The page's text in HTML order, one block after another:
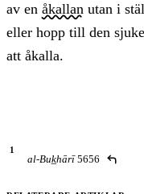
av en åkallan utan i
eller hopp till den
att åkalla.
al-Buk̲hārī5656